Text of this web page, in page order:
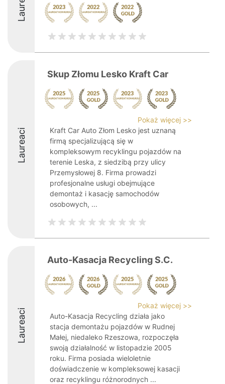
Laureaci
Skup Złomu Lesko Kraft Car
Pokaż więcej >>
Kraft Car Auto Złom Lesko jest uznaną
firmą specjalizującą się w
kompleksowym recyklingu pojazdów na
terenie Leska, z siedzibą przy ulicy
Przemysłowej 8. Firma prowadzi
profesjonalne usługi obejmujące
demontaż i kasację samochodów
osobowych, ...
Laureaci
Auto-Kasacja Recycling S.C.
Pokaż więcej >>
Auto-Kasacja Recycling działa jako
stacja demontażu pojazdów w Rudnej
Małej, niedaleko Rzeszowa, rozpoczęła
swoją działalność w listopadzie 2005
roku. Firma posiada wieloletnie
doświadczenie w kompleksowej kasacji
oraz recyklingu różnorodnych ...